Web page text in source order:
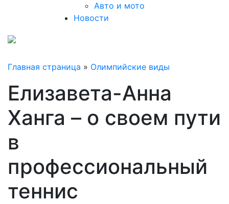
Авто и мото
Новости
Главная страница » Олимпийские виды
Елизавета-Анна
Ханга – о своем пути
в
профессиональный
теннис